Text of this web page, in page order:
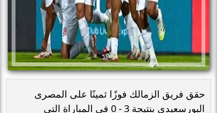
حقق فريق الزمالك فوزًا ثمينًا على المصرى
البورسعيدى بنتيجة 3 - 0 فى المباراة التى